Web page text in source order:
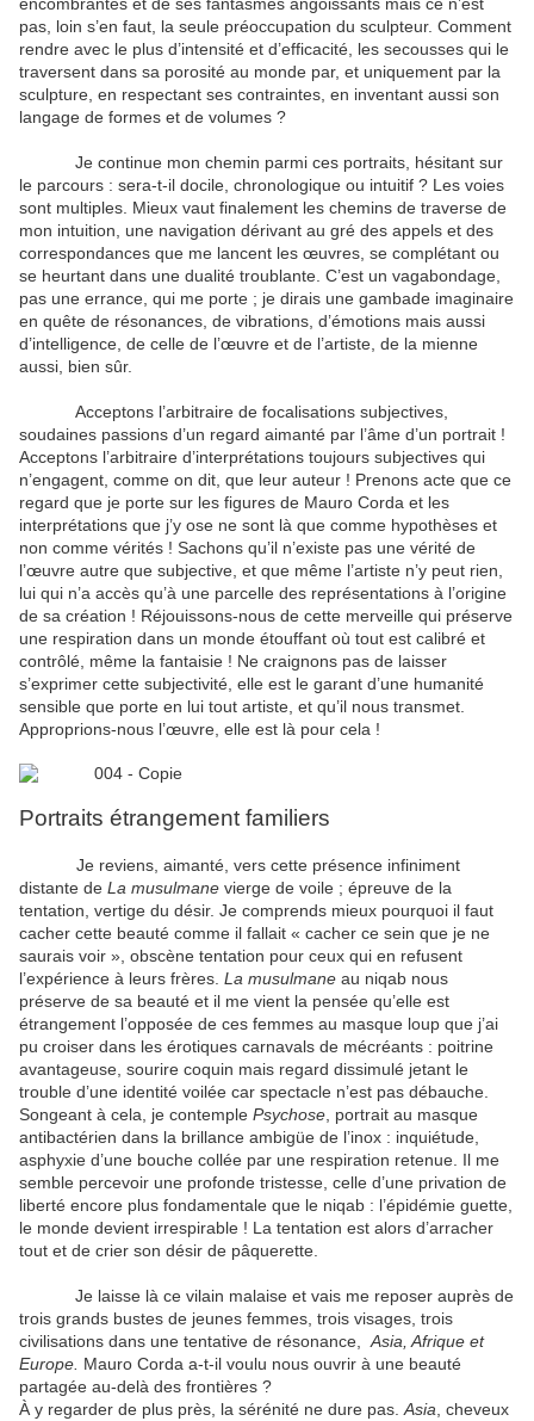
pas, loin s’en faut, la seule préoccupation du sculpteur. Comment
rendre avec le plus d’intensité et d’efficacité, les secousses qui le
traversent dans sa porosité au monde par, et uniquement par la
sculpture, en respectant ses contraintes, en inventant aussi son
langage de formes et de volumes ?
Je continue mon chemin parmi ces portraits, hésitant sur
le parcours : sera-t-il docile, chronologique ou intuitif ? Les voies
sont multiples. Mieux vaut finalement les chemins de traverse de
mon intuition, une navigation dérivant au gré des appels et des
correspondances que me lancent les œuvres, se complétant ou
se heurtant dans une dualité troublante. C’est un vagabondage,
pas une errance, qui me porte ; je dirais une gambade imaginaire
en quête de résonances, de vibrations, d’émotions mais aussi
d’intelligence, de celle de l’œuvre et de l’artiste, de la mienne
aussi, bien sûr.
Acceptons l’arbitraire de focalisations subjectives,
soudaines passions d’un regard aimanté par l’âme d’un portrait !
Acceptons l’arbitraire d’interprétations toujours subjectives qui
n’engagent, comme on dit, que leur auteur ! Prenons acte que ce
regard que je porte sur les figures de Mauro Corda et les
interprétations que j’y ose ne sont là que comme hypothèses et
non comme vérités ! Sachons qu’il n’existe pas une vérité de
l’œuvre autre que subjective, et que même l’artiste n’y peut rien,
lui qui n’a accès qu’à une parcelle des représentations à l’origine
de sa création ! Réjouissons-nous de cette merveille qui préserve
une respiration dans un monde étouffant où tout est calibré et
contrôlé, même la fantaisie ! Ne craignons pas de laisser
s’exprimer cette subjectivité, elle est le garant d’une humanité
sensible que porte en lui tout artiste, et qu’il nous transmet.
Approprions-nous l’œuvre, elle est là pour cela !
Portraits étrangement familiers
Je reviens, aimanté, vers cette présence infiniment
distante de La musulmane vierge de voile ; épreuve de la
tentation, vertige du désir. Je comprends mieux pourquoi il faut
cacher cette beauté comme il fallait « cacher ce sein que je ne
saurais voir », obscène tentation pour ceux qui en refusent
l’expérience à leurs frères. La musulmane au niqab nous
préserve de sa beauté et il me vient la pensée qu’elle est
étrangement l’opposée de ces femmes au masque loup que j’ai
pu croiser dans les érotiques carnavals de mécréants : poitrine
avantageuse, sourire coquin mais regard dissimulé jetant le
trouble d’une identité voilée car spectacle n’est pas débauche.
Songeant à cela, je contemple Psychose , portrait au masque
antibactérien dans la brillance ambigüe de l’inox : inquiétude,
asphyxie d’une bouche collée par une respiration retenue. Il me
semble percevoir une profonde tristesse, celle d’une privation de
liberté encore plus fondamentale que le niqab : l’épidémie guette,
le monde devient irrespirable ! La tentation est alors d’arracher
tout et de crier son désir de pâquerette.
Je laisse là ce vilain malaise et vais me reposer auprès de
trois grands bustes de jeunes femmes, trois visages, trois
civilisations dans une tentative de résonance,
Asia, Afrique et
Europe. Mauro Corda a-t-il voulu nous ouvrir à une beauté
partagée au-delà des frontières ?
À y regarder de plus près, la sérénité ne dure pas. Asia , cheveux